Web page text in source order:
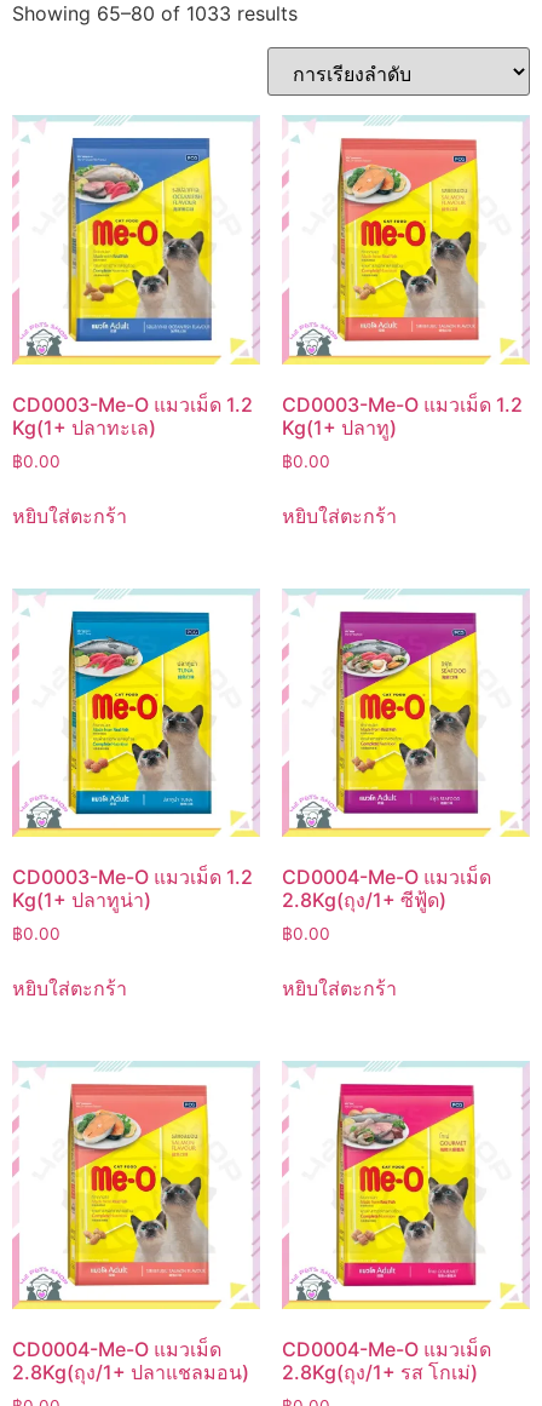
Showing 65–80 of 1033 results
CD0003-Me-O แมวเม็ด 1.2
Kg(1+ ปลาทะเล)
฿0.00
หยิบใส่ตะกร้า
CD0003-Me-O แมวเม็ด 1.2
Kg(1+ ปลาทู)
฿0.00
หยิบใส่ตะกร้า
CD0003-Me-O แมวเม็ด 1.2
Kg(1+ ปลาทูน่า)
฿0.00
หยิบใส่ตะกร้า
CD0004-Me-O แมวเม็ด
2.8Kg(ถุง/1+ ซีฟู้ด)
฿0.00
หยิบใส่ตะกร้า
CD0004-Me-O แมวเม็ด
2.8Kg(ถุง/1+ ปลาแชลมอน)
CD0004-Me-O แมวเม็ด
2.8Kg(ถุง/1+ รส โกเม่)